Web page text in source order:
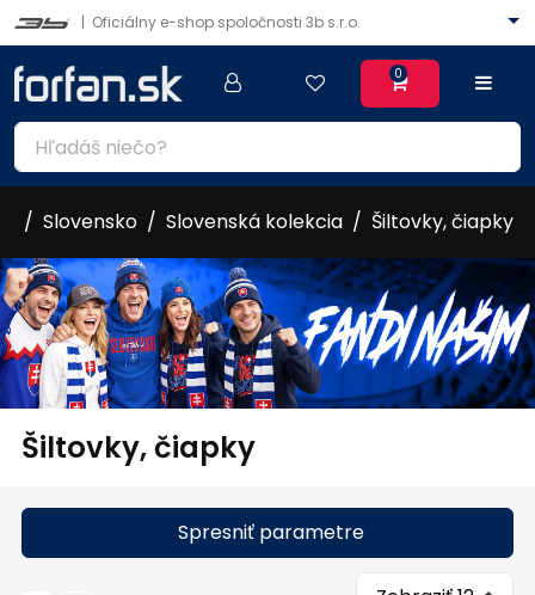
| Oficiálny e-shop spoločnosti 3b s.r.o.
0
Slovensko Slovenská kolekcia Šiltovky, čiapky
Šiltovky, čiapky
Spresniť parametre